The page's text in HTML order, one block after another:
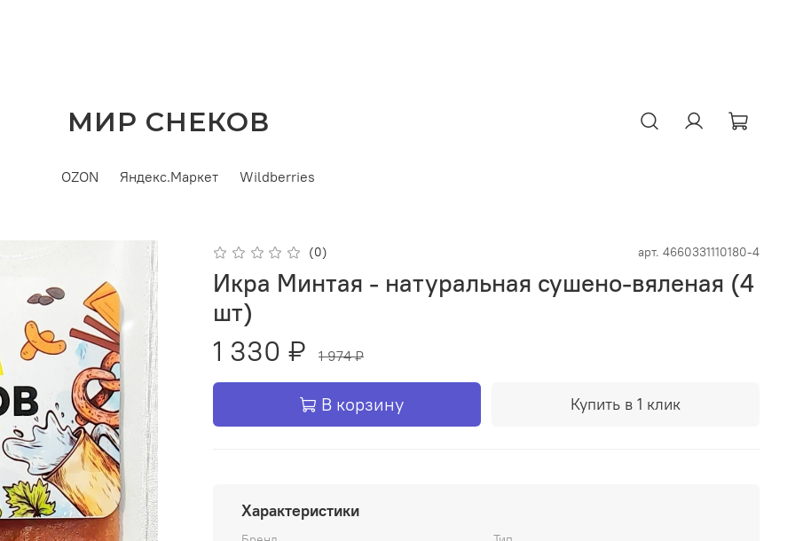
МИР СНЕКОВ
OZON Яндекс.Маркет Wildberries
(0) арт. 4660331110180-4
Икра Минтая - натуральная сушено-вяленая (4
шт)
1 330 ₽ 1 974 ₽
В корзину Купить в 1 клик
Характеристики